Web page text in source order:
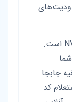
حافظه داخلی این دستگاه از نوع NVMe است.
جابجا
کد